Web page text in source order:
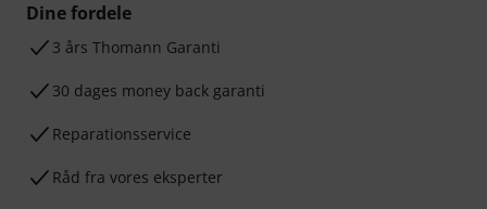
Dine fordele
3 års Thomann Garanti
30 dages money back garanti
Reparationsservice
Råd fra vores eksperter